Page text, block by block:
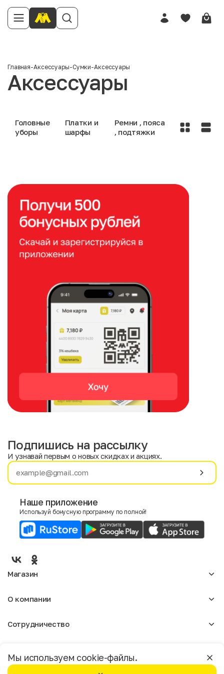
Главная-Аксессуары-Сумки-Аксессуары
Аксессуары
Головные
уборы
Платки и
шарфы
Ремни , пояса
, подтяжки
Имя
E-mail
Пол
Мужской
Мы используем cookie-файлы.
Москва
Подпишись на рассылку
И узнавай первым о новых скидках и акциях.
Наше приложение
Используй бонусную программу по полной!
Магазин
Мужское
О компании
Отзывы
Магазины
Сотрудничество
Реклама
Доставка и оплата
Бонусная программа